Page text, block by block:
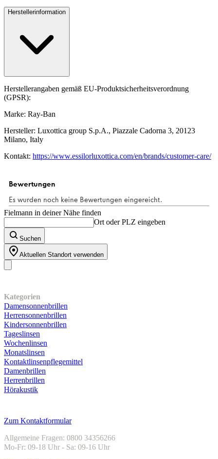
Herstellerinformation
Herstellerangaben gemäß EU-Produktsicherheitsverordnung
(GPSR):
Marke: Ray-Ban
Hersteller: Luxottica group S.p.A., Piazzale Cadorna 3, 20123
Milano, Italy
Kontakt: https://www.essilorluxottica.com/en/brands/customer-care/
Fielmann in deiner Nähe finden
Ort oder PLZ eingeben
Suchen
Aktuellen Standort verwenden
Kategorien
Damensonnenbrillen
Herrensonnenbrillen
Kindersonnenbrillen
Tageslinsen
Wochenlinsen
Monatslinsen
Kontaktlinsenpflegemittel
Damenbrillen
Herrenbrillen
Hörakustik
Zum Kontaktformular
Allgemeine Fragen: 0800 34356266
Mo-Fr: 09-18 Uhr - Sa: 09-16 Uhr